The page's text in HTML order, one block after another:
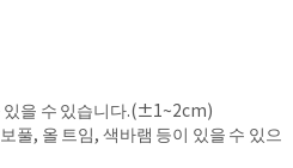
있을 수 있습니다.(±1~2cm)
풀, 올 트임, 색바램 등이 있을 수 있으